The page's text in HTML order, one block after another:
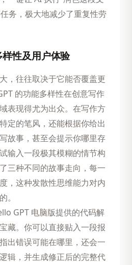
务，极大地减少了重复性劳
性及用户体验
，往往取决于它能否覆盖更
的功能多样性在创意写作
表现得尤为出众。在写作方
定的笔风，还能根据你给出
故事，甚至会提示你哪里存
输入一段极其模糊的情节构
三种不同的故事走向，每一
，这种发散性思维能力对内
。
GPT 电脑版提供的代码解
藏。你可以直接贴入一段报
出错误可能在哪里，还会一
辑，并生成修正后的完整代